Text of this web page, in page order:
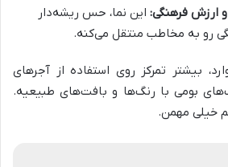
فرهنگی: این نما، حس ریشه‌دار
رو به مخاطب منتقل می‌کنه.
بیشتر تمرکز روی استفاده از آجرهای
بومی با رنگ‌ها و بافت‌های طبیعیه.
خیلی مهمن.